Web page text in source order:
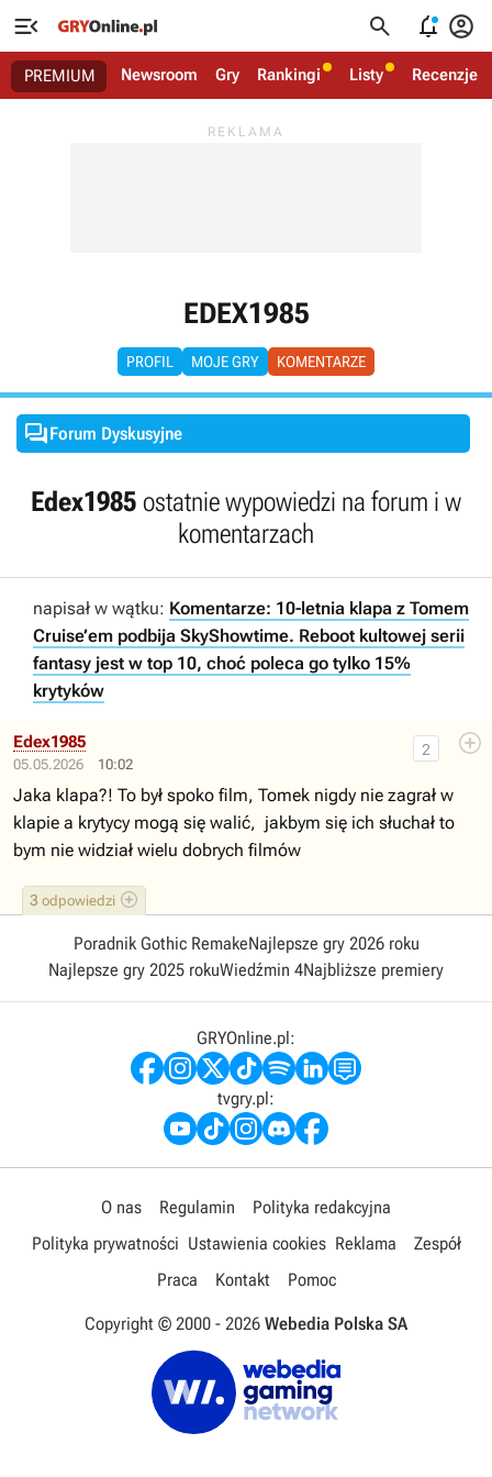
   
PREMIUM Newsroom Gry Rankingi Listy Recenzje
EDEX1985
PROFIL MOJE GRY KOMENTARZE
Forum Dyskusyjne
Edex1985 ostatnie wypowiedzi na forum i w
komentarzach
napisał w wątku: Komentarze: 10-letnia klapa z Tomem
Cruise’em podbija SkyShowtime. Reboot kultowej serii
fantasy jest w top 10, choć poleca go tylko 15%
krytyków
05.05.2026 10:02
2
3 odpowiedzi
Edex1985
Jaka klapa?! To był spoko film, Tomek nigdy nie zagrał w
klapie a krytycy mogą się walić, jakbym się ich słuchał to
bym nie widział wielu dobrych filmów
Poradnik Gothic RemakeNajlepsze gry 2026 roku
Najlepsze gry 2025 rokuWiedźmin 4Najbliższe premiery
GRYOnline.pl:
tvgry.pl:
O nas Regulamin
Polityka redakcyjna
Polityka prywatności Ustawienia cookies Reklama
Zespół
Praca
Kontakt Pomoc
Copyright © 2000 - 2026 Webedia Polska SA